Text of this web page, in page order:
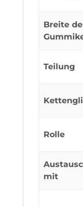
Breite
Teilung
Rolle
mit